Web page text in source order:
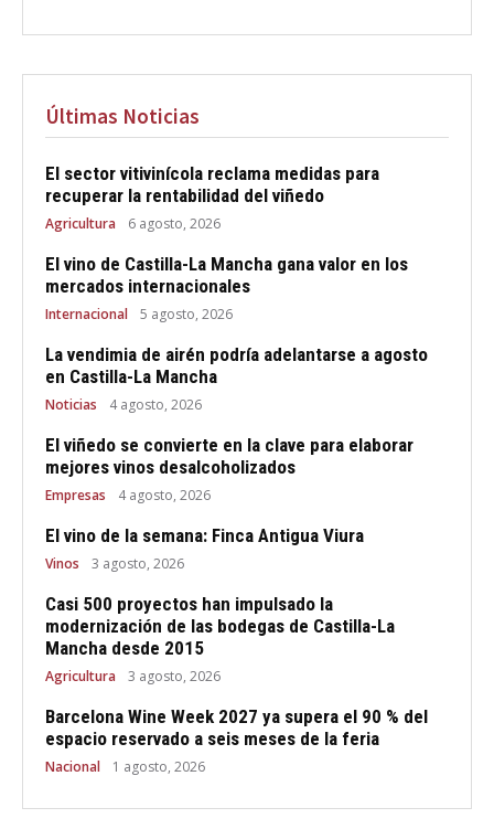
Últimas Noticias
El sector vitivinícola reclama medidas para
recuperar la rentabilidad del viñedo
Agricultura 6 agosto, 2026
El vino de Castilla-La Mancha gana valor en los
mercados internacionales
Internacional 5 agosto, 2026
La vendimia de airén podría adelantarse a agosto
en Castilla-La Mancha
Noticias 4 agosto, 2026
El viñedo se convierte en la clave para elaborar
mejores vinos desalcoholizados
Empresas 4 agosto, 2026
El vino de la semana: Finca Antigua Viura
Vinos 3 agosto, 2026
Casi 500 proyectos han impulsado la
modernización de las bodegas de Castilla-La
Mancha desde 2015
Agricultura 3 agosto, 2026
Barcelona Wine Week 2027 ya supera el 90 % del
espacio reservado a seis meses de la feria
Nacional 1 agosto, 2026